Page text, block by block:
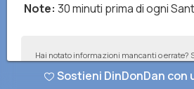
Note: 30 minuti prima di ogni
Hai notato informazioni mancanti o errate?
DinDonDan per inviare correzioni e
Sostieni DinDonDan con